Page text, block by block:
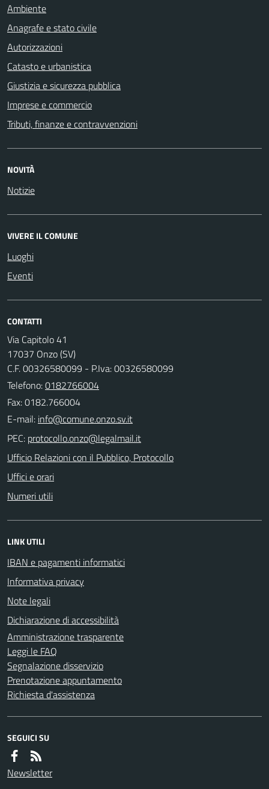
Ambiente
Anagrafe e stato civile
Autorizzazioni
Catasto e urbanistica
Giustizia e sicurezza pubblica
Imprese e commercio
Tributi, finanze e contravvenzioni
NOVITÀ
Notizie
VIVERE IL COMUNE
Luoghi
Eventi
CONTATTI
Via Capitolo 41
17037 Onzo (SV)
C.F. 00326580099 - P.Iva: 00326580099
Telefono:0182766004
Fax: 0182.766004
E-mail:
PEC:
Ufficio Relazioni con il Pubblico, Protocollo
Uffici e orari
Numeri utili
LINK UTILI
IBAN e pagamenti informatici
Informativa privacy
Note legali
Dichiarazione di accessibilità
Amministrazione trasparente
Leggi le FAQ
Segnalazione disservizio
Prenotazione appuntamento
Richiesta d'assistenza
SEGUICI SU
Newsletter